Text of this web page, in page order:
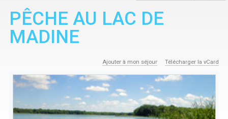
PÊCHE AU LAC DE
MADINE
Ajouter à mon séjour Télécharger la vCard